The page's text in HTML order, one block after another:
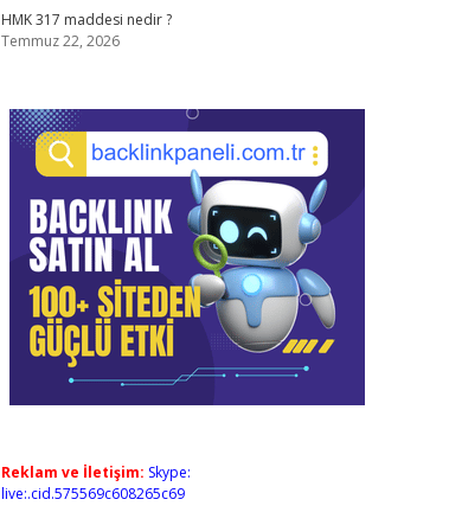
HMK 317 maddesi nedir ?
Temmuz 22, 2026
Reklam ve İletişim: Skype:
live:.cid.575569c608265c69